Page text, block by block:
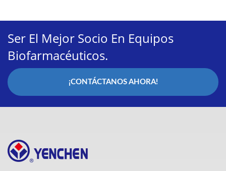
Ser El Mejor Socio En Equipos
Biofarmacéuticos.
¡CONTÁCTANOS AHORA!